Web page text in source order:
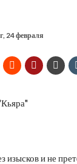
24 февраля
изысков и не